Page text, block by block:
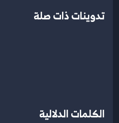
تدوينات ذات صلة
الكلمات الدلالية